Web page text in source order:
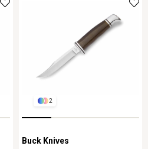
2
Buck Knives